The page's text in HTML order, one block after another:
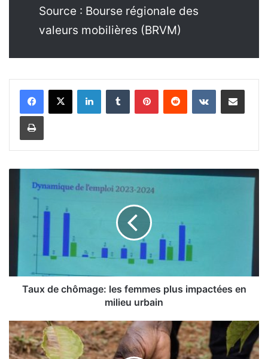
Source : Bourse régionale des
valeurs mobilières (BRVM)
ô
e
:
l
Taux de chômage: les femmes plus impactées en
milieu urbain
P
r
o